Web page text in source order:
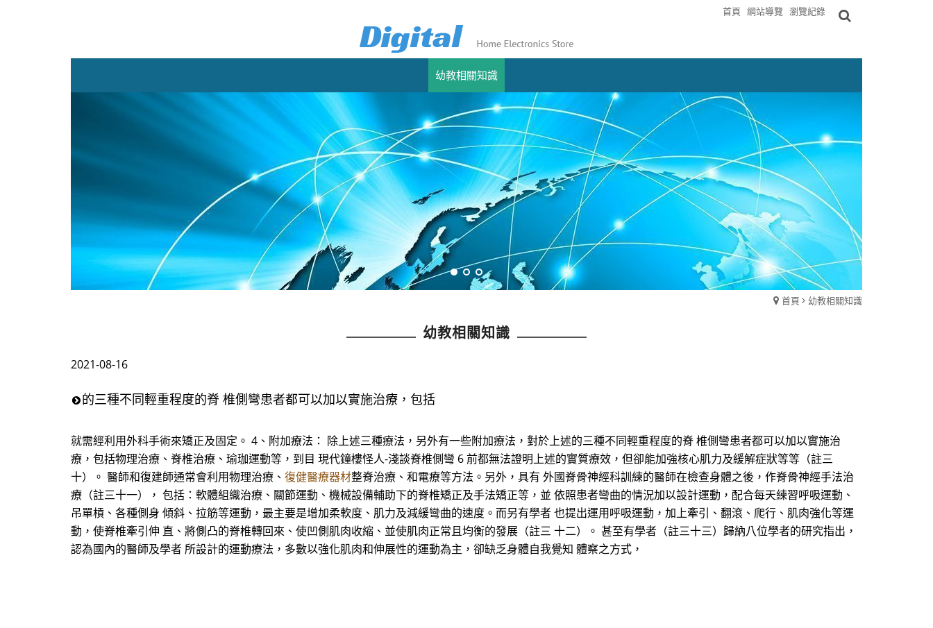
首頁 網站導覽 瀏覽紀錄
幼教相關知識
首頁 幼教相關知識
幼教相關知識
2021-08-16
的三種不同輕重程度的脊 椎側彎患者都可以加以實施治療，包括
就需經利用外科手術來矯正及固定。 4、附加療法： 除上述三種療法，另外有一些附加療法，對於上述的三種不同輕重程度的脊 椎側彎患者都可以加以實施治
療，包括物理治療、脊椎治療、瑜珈運動等，到目 現代鐘樓怪人-淺談脊椎側彎 6 前都無法證明上述的實質療效，但卻能加強核心肌力及緩解症狀等等（註三
十）。 醫師和復建師通常會利用物理治療、 復健醫療器材整脊治療、和電療等方法。另外，具有 外國脊骨神經科訓練的醫師在檢查身體之後，作脊骨神經手法治
療（註三十一）， 包括：軟體組織治療、關節運動、機械設備輔助下的脊椎矯正及手法矯正等，並 依照患者彎曲的情況加以設計運動，配合每天練習呼吸運動、
吊單槓、各種側身 傾斜、拉筋等運動，最主要是增加柔軟度、肌力及減緩彎曲的速度。而另有學者 也提出運用呼吸運動，加上牽引、翻滾、爬行、肌肉強化等運
動，使脊椎牽引伸 直、將側凸的脊椎轉回來、使凹側肌肉收縮、並使肌肉正常且均衡的發展（註三 十二）。 甚至有學者（註三十三）歸納八位學者的研究指出，
認為國內的醫師及學者 所設計的運動療法，多數以強化肌肉和伸展性的運動為主，卻缺乏身體自我覺知 體察之方式，